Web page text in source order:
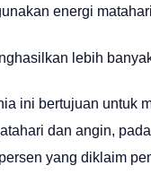
energi
lebih
ini bertujuan untuk
dan angin,
yang diklaim